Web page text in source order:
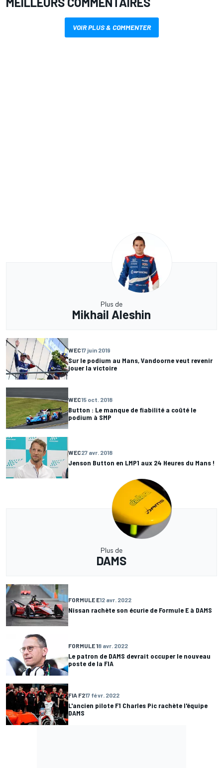
VOIR PLUS & COMMENTER
Plus de
Mikhail Aleshin
WEC17 juin 2019
Sur le podium au Mans, Vandoorne veut revenir
jouer la victoire
WEC15 oct. 2018
Button : Le manque de fiabilité a coûté le
podium à SMP
WEC27 avr. 2018
Jenson Button en LMP1 aux 24 Heures du Mans !
Plus de
DAMS
FORMULE E12 avr. 2022
Nissan rachète son écurie de Formule E à DAMS
FORMULE 18 avr. 2022
Le patron de DAMS devrait occuper le nouveau
poste de la FIA
FIA F217 févr. 2022
L'ancien pilote F1 Charles Pic rachète l'équipe
DAMS